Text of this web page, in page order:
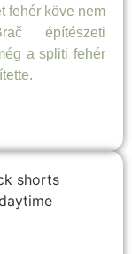
fehér köve nem
építészeti
a spliti fehér